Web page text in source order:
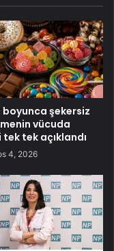
boyunca şekersiz
vücuda
tek açıklandı
4, 2026